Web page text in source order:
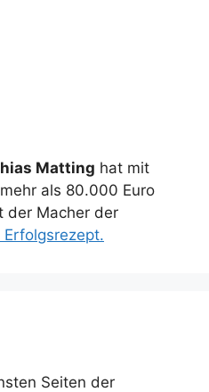
Matting hat mit
als 80.000 Euro
der Macher der
Erfolgsrezept.
Seiten der